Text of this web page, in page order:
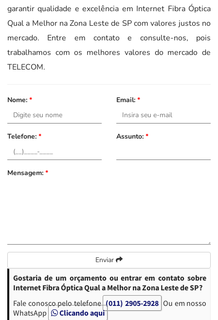
garantir qualidade e excelência em Internet Fibra Óptica
Qual a Melhor na Zona Leste de SP com valores justos no
mercado. Entre em contato e consulte-nos, pois
trabalhamos com os melhores valores do mercado de
TELECOM.
Nome: * Email: *
Telefone: * Assunto: *
Mensagem: *
Enviar
Gostaria de um orçamento ou entrar em contato sobre
Internet Fibra Óptica Qual a Melhor na Zona Leste de SP?
Fale conosco pelo telefone (011) 2905-2928 Ou em nosso
WhatsApp
Clicando aqui